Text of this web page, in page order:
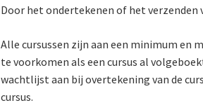
Door het ondertekenen of het
Alle cursussen zijn aan een minimum en
te voorkomen als een cursus al
wachtlijst aan bij overtekening van de
cursus.